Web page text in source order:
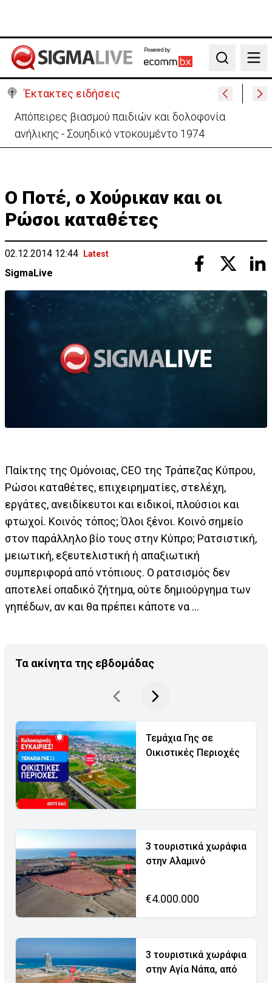
Powered by:
Search
Έκτακτες ειδήσεις
Μεγάλο πακέτο όπλων από Τουρκία προς Ουκρανία
-Κίνηση με μήνυμα προς Μόσχα;
Ο Ποτέ, ο Χούρικαν και οι
Ρώσοι καταθέτες
02.12.2014 12:44 Latest
SigmaLive
Παίκτης της Ομόνοιας, CEO της Τράπεζας Κύπρου,
Ρώσοι καταθέτες, επιχειρηματίες, στελέχη,
εργάτες, ανειδίκευτοι και ειδικοί, πλούσιοι και
φτωχοί. Κοινός τόπος; Όλοι ξένοι. Κοινό σημείο
στον παράλληλο βίο τους στην Κύπρο; Ρατσιστική,
μειωτική, εξευτελιστική ή απαξιωτική
συμπεριφορά από ντόπιους. Ο ρατσισμός δεν
αποτελεί οπαδικό ζήτημα, ούτε δημιούργημα των
γηπέδων, αν και θα πρέπει κάποτε να ...
Τα ακίνητα της εβδομάδας
Τεμάχια Γης σε
Οικιστικές Περιοχές
3 τουριστικά χωράφια
στην Αλαμινό
€4.000.000
3 τουριστικά χωράφια
στην Αγία Νάπα, από